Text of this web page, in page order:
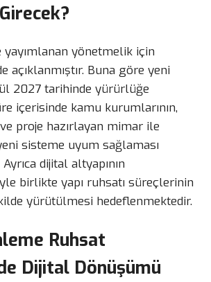
yayımlanan yönetmelik için
açıklanmıştır. Buna göre yeni
2027 tarihinde yürürlüğe
içerisinde kamu kurumlarının,
proje hazırlayan mimar ile
sisteme uyum sağlaması
dijital altyapının
birlikte yapı ruhsatı süreçlerinin
yürütülmesi hedeflenmektedir.
Ruhsat
Dijital Dönüşümü